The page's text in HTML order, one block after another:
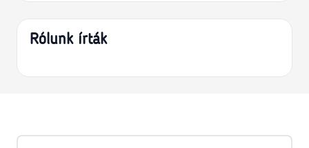
Rólunk írták